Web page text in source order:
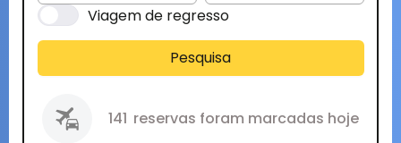
Viagem de regresso
Pesquisa
141 reservas foram marcadas hoje